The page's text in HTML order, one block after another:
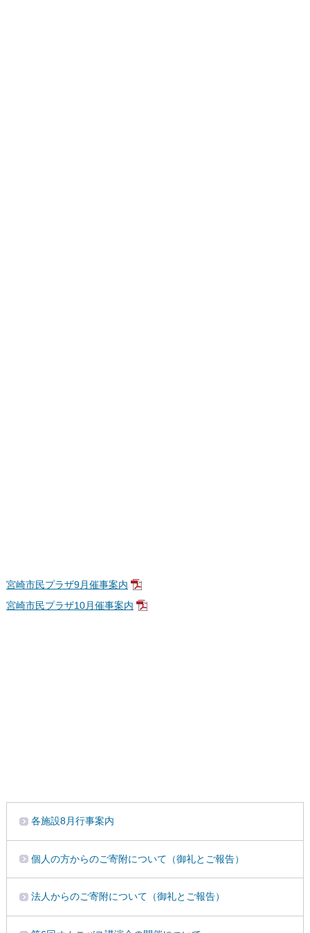
宮崎市民プラザ9月催事案内
宮崎市民プラザ10月催事案内
各施設8月行事案内
個人の方からのご寄附について（御礼とご報告）
法人からのご寄附について（御礼とご報告）